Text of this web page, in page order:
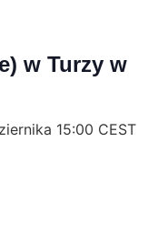
w Turzy w
15:00 CEST